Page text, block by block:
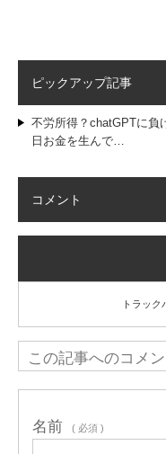
ピックアップ記事
不労所得？chatGPTに負
日お金を生んで…
コメント
トラック
この記事へのコメ
名前 ( 必須 )